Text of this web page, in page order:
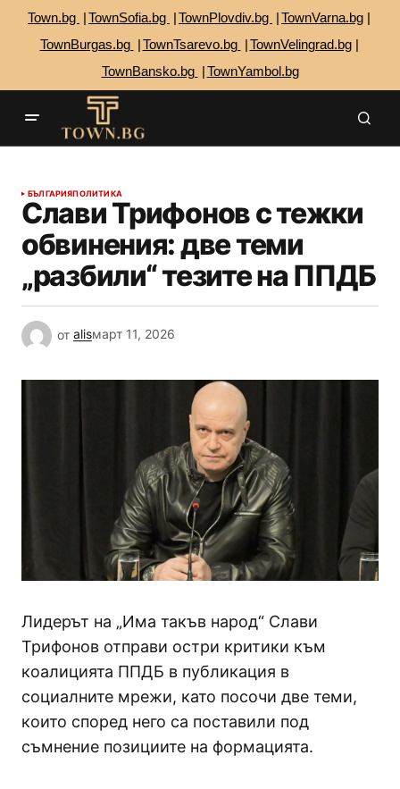
Town.bg TownSofia.bg TownPlovdiv.bg
TownVarna.bg
TownBurgas.bg
TownTsarevo.bg
TownVelingrad.bg
TownBansko.bg
TownYambol.bg
БЪЛГАРИЯПОЛИТИКА
Слави Трифонов с тежки
обвинения: две теми
„разбили“ тезите на ППДБ
от alisмарт 11, 2026
Лидерът на „Има такъв народ“ Слави
Трифонов отправи остри критики към
коалицията ППДБ в публикация в
социалните мрежи, като посочи две теми,
които според него са поставили под
съмнение позициите на формацията.